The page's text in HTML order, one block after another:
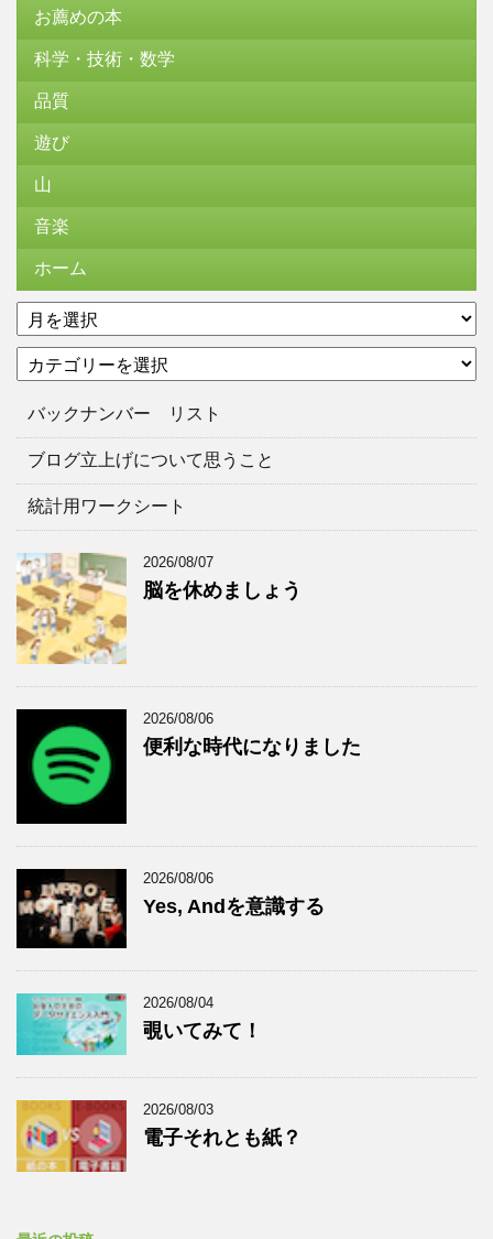
お薦めの本
科学・技術・数学
品質
遊び
山
音楽
ホーム
ア
ー
イ
テ
リ
バックナンバー リスト
ブログ立上げについて思うこと
統計用ワークシート
2026/08/07
脳を休めましょう
2026/08/06
便利な時代になりました
2026/08/06
Yes, Andを意識する
2026/08/04
覗いてみて！
2026/08/03
電子それとも紙？